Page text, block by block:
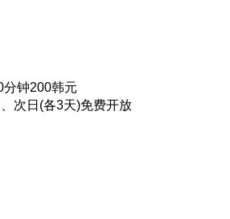
分钟200韩元
次日(各3天)免费开放